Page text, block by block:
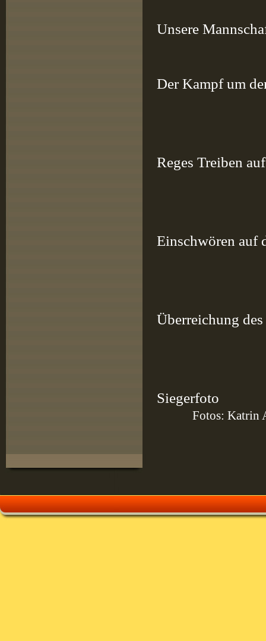
Unsere
Der Kampf um
Reges Treiben
Einschwören auf
Überreichung
Fotos: Katrin